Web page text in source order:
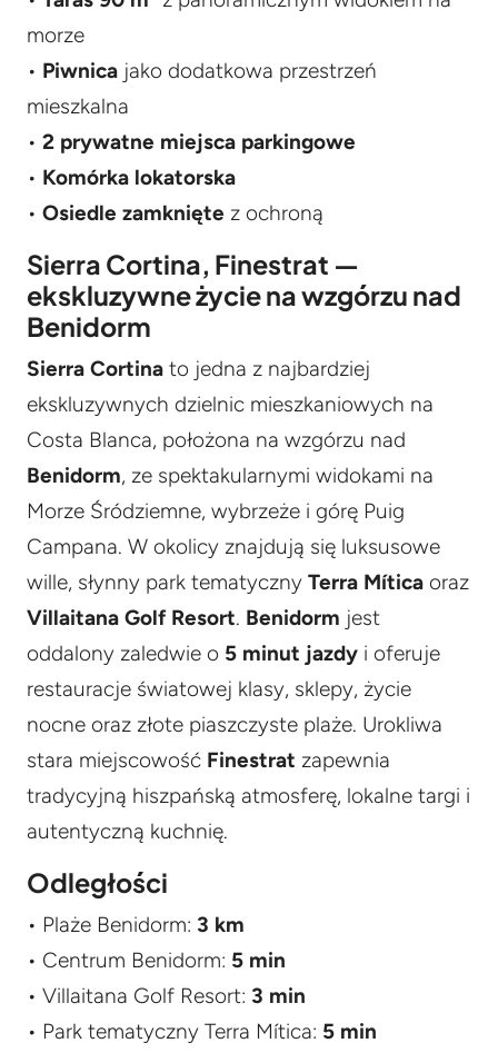
morze
• Piwnica jako dodatkowa przestrzeń
mieszkalna
• 2 prywatne miejsca parkingowe
• Komórka lokatorska
• Osiedle zamknięte z ochroną
Sierra Cortina, Finestrat —
ekskluzywne życie na wzgórzu nad
Benidorm
Sierra Cortina to jedna z najbardziej
ekskluzywnych dzielnic mieszkaniowych na
Costa Blanca, położona na wzgórzu nad
Benidorm, ze spektakularnymi widokami na
Morze Śródziemne, wybrzeże i górę Puig
Campana. W okolicy znajdują się luksusowe
wille, słynny park tematyczny Terra Mítica oraz
Villaitana Golf Resort. Benidorm jest
oddalony zaledwie o 5 minut jazdy i oferuje
restauracje światowej klasy, sklepy, życie
nocne oraz złote piaszczyste plaże. Urokliwa
stara miejscowość Finestrat zapewnia
tradycyjną hiszpańską atmosferę, lokalne targi i
autentyczną kuchnię.
Odległości
• Plaże Benidorm: 3 km
• Centrum Benidorm: 5 min
• Villaitana Golf Resort: 3 min
• Park tematyczny Terra Mítica: 5 min